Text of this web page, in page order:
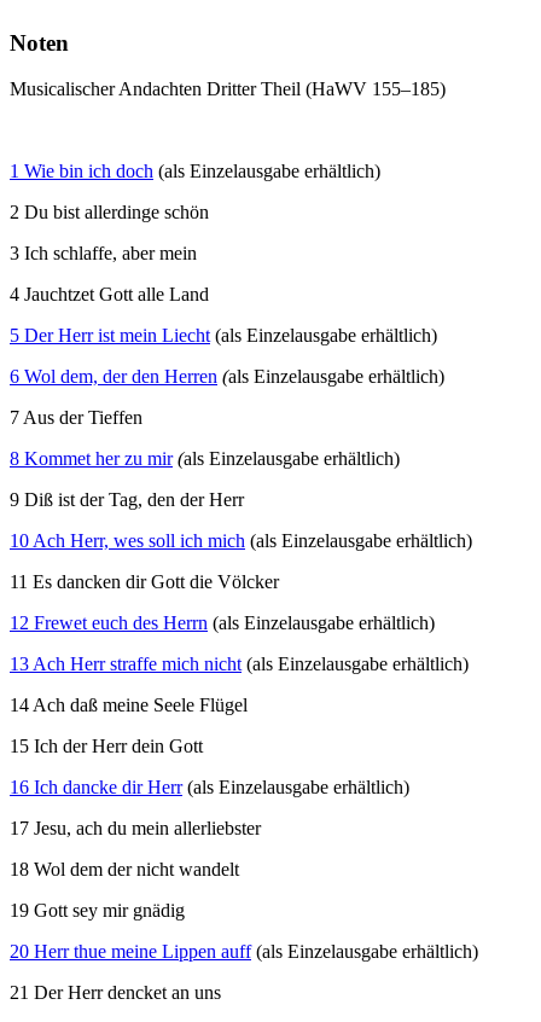
Noten
Musicalischer Andachten Dritter Theil (HaWV 155–185)
1 Wie bin ich doch (als Einzelausgabe erhältlich)
2 Du bist allerdinge schön
3 Ich schlaffe, aber mein
4 Jauchtzet Gott alle Land
5 Der Herr ist mein Liecht (als Einzelausgabe erhältlich)
6 Wol dem, der den Herren (als Einzelausgabe erhältlich)
7 Aus der Tieffen
8 Kommet her zu mir (als Einzelausgabe erhältlich)
9 Diß ist der Tag, den der Herr
10 Ach Herr, wes soll ich mich (als Einzelausgabe erhältlich)
11 Es dancken dir Gott die Völcker
12 Frewet euch des Herrn (als Einzelausgabe erhältlich)
13 Ach Herr straffe mich nicht (als Einzelausgabe erhältlich)
14 Ach daß meine Seele Flügel
15 Ich der Herr dein Gott
16 Ich dancke dir Herr(als Einzelausgabe erhältlich)
17 Jesu, ach du mein allerliebster
18 Wol dem der nicht wandelt
19 Gott sey mir gnädig
20 Herr thue meine Lippen auff(als Einzelausgabe erhältlich)
21 Der Herr dencket an uns